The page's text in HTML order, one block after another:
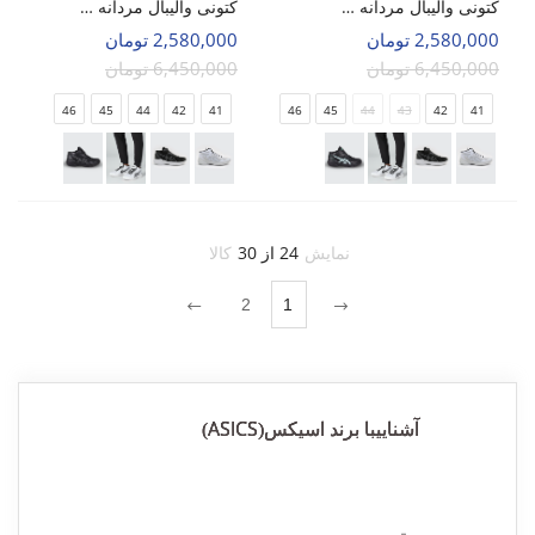
کتونی والیبال مردانه اسیکس Asics Sky Elite 2 M
2,580,000 تومان
6,450,000 تومان
41
42
43
44
45
46
کتونی والیبال مردانه اسیکس Asics Sky Elite 2 M
2,580,000 تومان
6,450,000 تومان
41
42
44
45
46
نمایش 24 از 30 کالا
1
2
آشناییبا برند اسیکس(ASICS
)